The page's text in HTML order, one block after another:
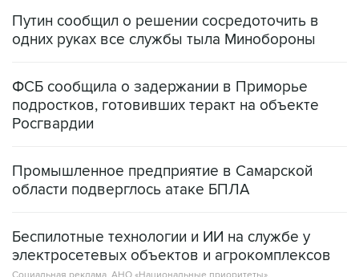
ФСБ сообщила о задержании в Приморье
Росгвардии
Промышленное предприятие в Самарской
Беспилотные технологии и ИИ на службе у
Социальная реклама, АНО «Национальные приоритеты».
ИНН 7725383515 Erid: F7NfYUJCUneVdwcydK6A